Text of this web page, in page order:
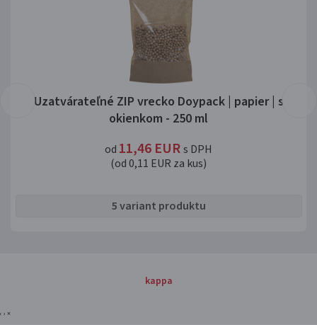
Uzatvárateľné ZIP vrecko Doypack | papier | s
okienkom - 250 ml
od 11,46 EURs DPH
(od 0,11 EUR za kus)
5 variant produktu
kappa
‹ › ×